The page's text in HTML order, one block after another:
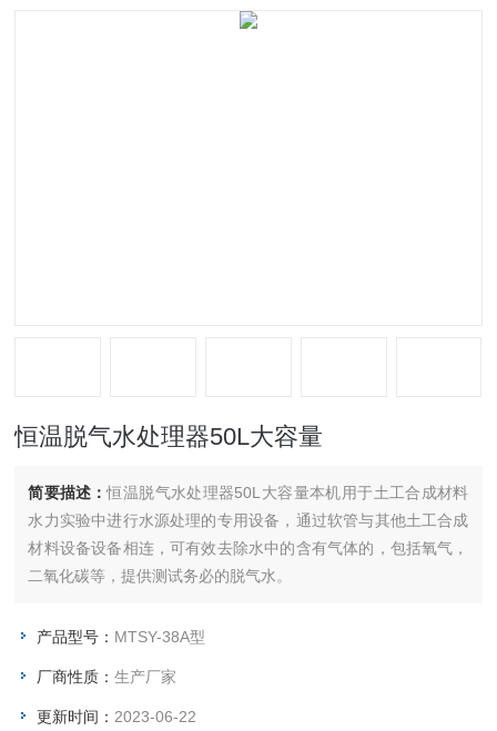
恒温脱气水处理器50L大容量
简要描述：恒温脱气水处理器50L大容量本机用于土工合成材料
水力实验中进行水源处理的专用设备，通过软管与其他土工合成
材料设备设备相连，可有效去除水中的含有气体的，包括氧气，
二氧化碳等，提供测试务必的脱气水。
产品型号： MTSY-38A型
厂商性质：生产厂家
更新时间： 2023-06-22